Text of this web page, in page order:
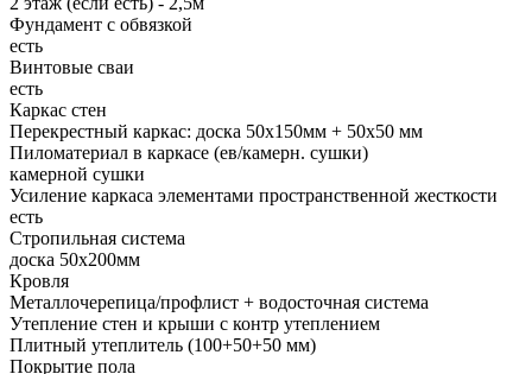
Фундамент с обвязкой
есть
Винтовые сваи
есть
Каркас стен
Перекрестный каркас: доска 50х150мм + 50х50 мм
Пиломатериал в каркасе (ев/камерн. сушки)
камерной сушки
Усиление каркаса элементами пространственной жесткости
есть
Стропильная система
доска 50х200мм
Кровля
Металлочерепица/профлист + водосточная система
Утепление стен и крыши с контр утеплением
Плитный утеплитель (100+50+50 мм)
Покрытие пола